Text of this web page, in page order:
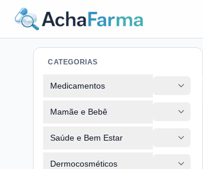
CATEGORIAS
Medicamentos
Mamãe e Bebê
Saúde e Bem Estar
Dermocosméticos